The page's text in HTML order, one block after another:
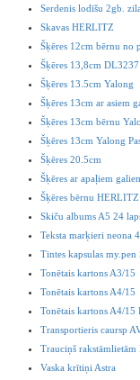
Serdenis lodīšu 2gb. zila
Skavas HERLITZ
Šķēres 12cm bērnu no
Šķēres 13,8cm DL3237
Šķēres 13.5cm Yalong
Šķēres 13cm ar asiem
Šķēres 13cm bērnu
Šķēres 13cm Yalong
Šķēres 20.5cm
Šķēres ar apaļiem
Šķēres bērnu HERLITZ
Skiču albums A5 24
Teksta marķieri neona
Tintes kapsulas
Tonētais kartons A3/15
Tonētais kartons A4/15
Tonētais kartons A4/15
Transportieris caursp
Trauciņš
Vaska krītiņi Astra